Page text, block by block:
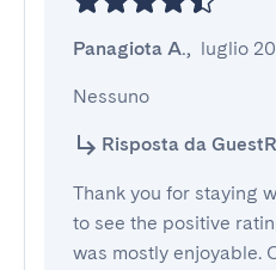
Panagiota A., luglio
Nessuno
Risposta da
Thank you for staying
to see the positive
was mostly enjoyable.